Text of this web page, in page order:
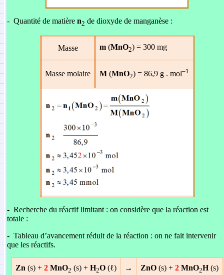
- Quantité de matière n2 de dioxyde de manganèse :
Masse m(MnO2) = 300 mg
Masse molaire M(MnO2) = 86,9 g . mol–1
- Recherche du réactif limitant : on considère que la réaction est
totale :
- Tableau d’avancement réduit de la réaction : on ne fait intervenir
que les réactifs.
Zn (s) + 2 MnO2 (s) + H2O (ℓ) → ZnO (s) + 2 MnO2H(s)